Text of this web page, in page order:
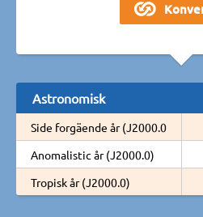
Astronomisk
Side forgäende år (J2000.0
Anomalistic år (J2000.0)
Tropisk år (J2000.0)